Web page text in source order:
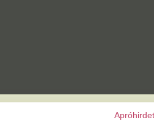
Apróhirdetés | Programok